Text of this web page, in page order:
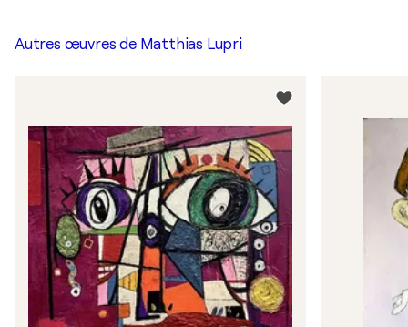
Autres œuvres de Matthias Lupri